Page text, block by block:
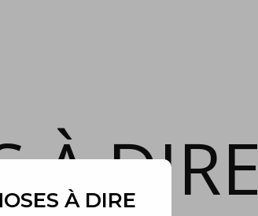
À DIRE
À DIRE